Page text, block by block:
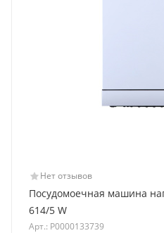
Нет отзывов
Посудомоечная машина
614/5 W
Арт.: Р0000133739